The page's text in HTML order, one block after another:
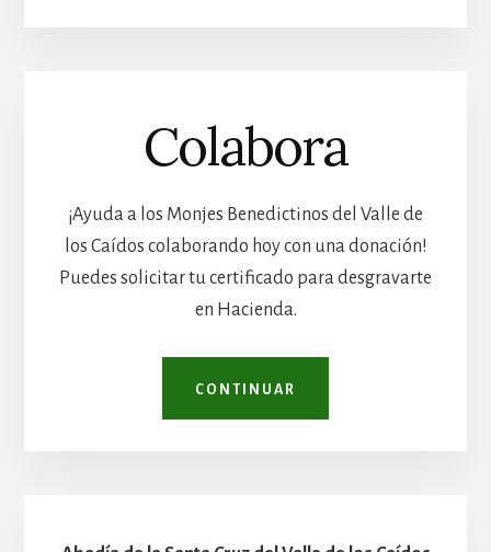
Colabora
¡Ayuda a los Monjes Benedictinos del Valle de
los Caídos colaborando hoy con una donación!
Puedes solicitar tu certificado para desgravarte
en Hacienda.
CONTINUAR